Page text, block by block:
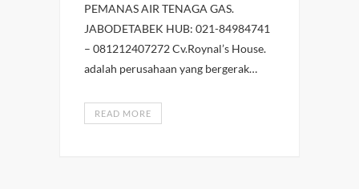
PEMANAS AIR TENAGA GAS.
JABODETABEK HUB: 021-84984741
– 081212407272 Cv.Roynal’s House.
adalah perusahaan yang bergerak…
READ MORE